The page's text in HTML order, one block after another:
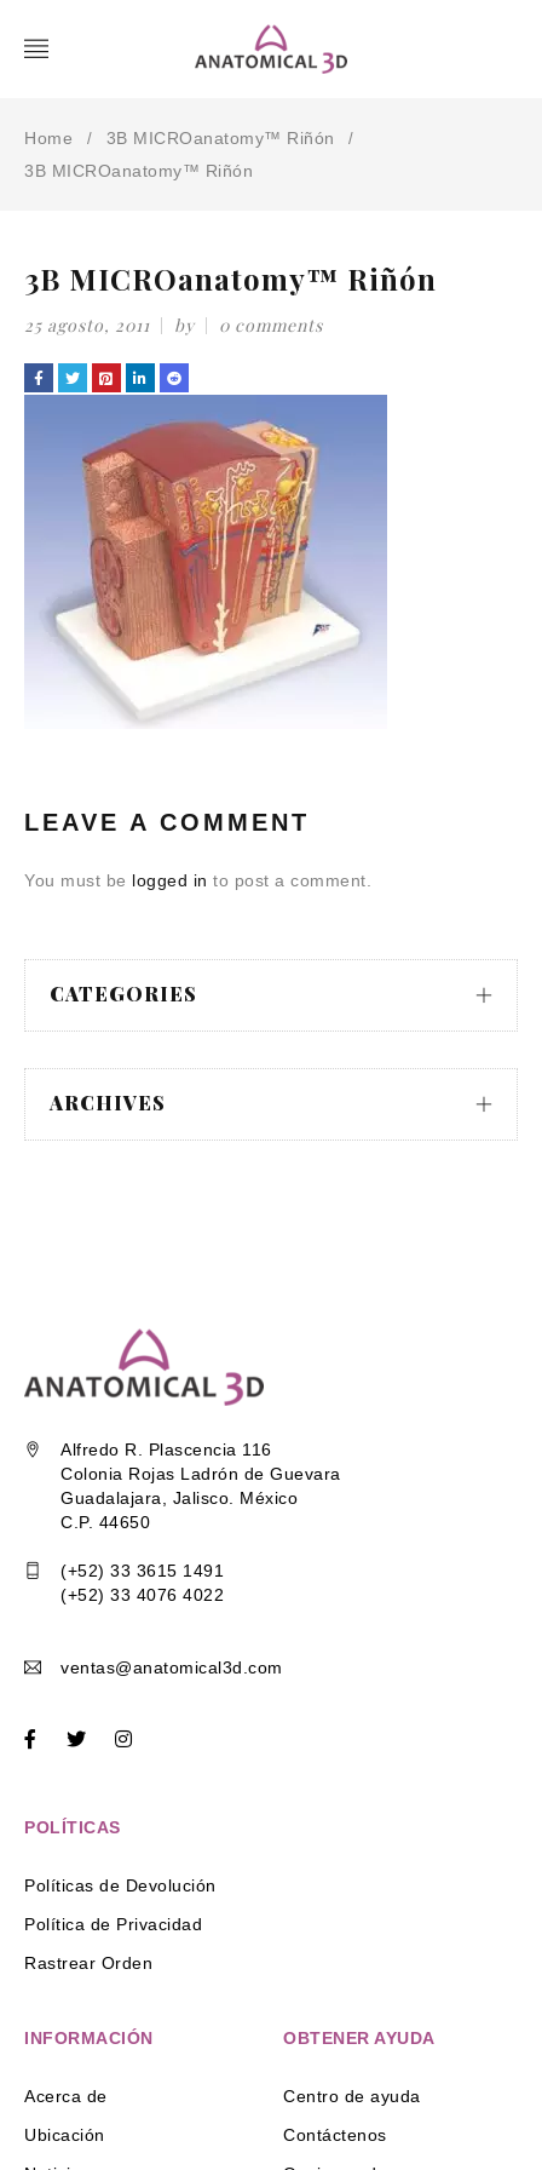
Home / 3B MICROanatomy™ Riñón /
3B MICROanatomy™ Riñón
3B MICROanatomy™ Riñón
25 agosto, 2011 by 0 comments
LEAVE A COMMENT
You must be logged in to post a comment.
CATEGORIES
ARCHIVES
Alfredo R. Plascencia 116
Colonia Rojas Ladrón de Guevara
Guadalajara, Jalisco. México
C.P. 44650
(+52) 33 3615 1491
(+52) 33 4076 4022
ventas@anatomical3d.com
POLÍTICAS
Políticas de Devolución
Política de Privacidad
Rastrear Orden
INFORMACIÓN
Acerca de
Ubicación
OBTENER AYUDA
Centro de ayuda
Contáctenos